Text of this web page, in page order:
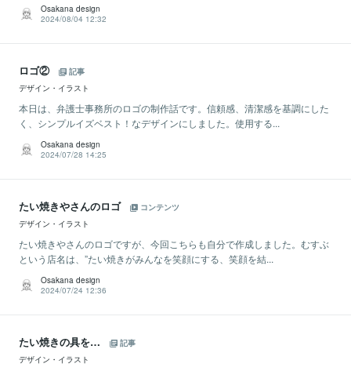
Osakana design
2024/08/04 12:32
ロゴ②
記事
デザイン・イラスト
本日は、弁護士事務所のロゴの制作話です。信頼感、清潔感を基調にした
く、シンプルイズベスト！なデザインにしました。使用する...
Osakana design
2024/07/28 14:25
たい焼きやさんのロゴ
コンテンツ
デザイン・イラスト
たい焼きやさんのロゴですが、今回こちらも自分で作成しました。むすぶ
という店名は、”たい焼きがみんなを笑顔にする、笑顔を結...
Osakana design
2024/07/24 12:36
たい焼きの具を…
記事
デザイン・イラスト